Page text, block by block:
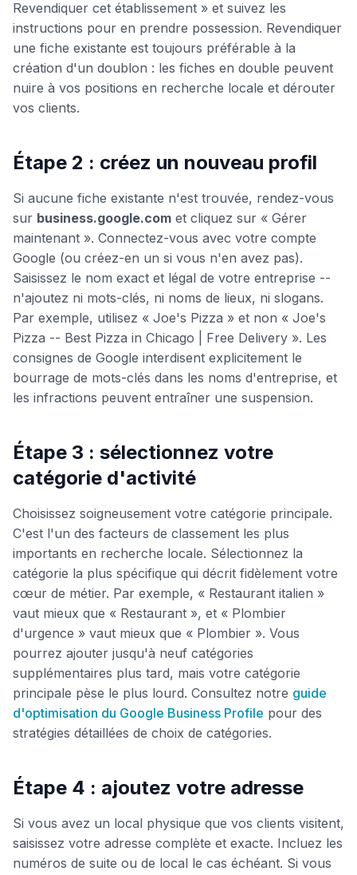
Revendiquer cet établissement » et suivez les
instructions pour en prendre possession. Revendiquer
une fiche existante est toujours préférable à la
création d'un doublon : les fiches en double peuvent
nuire à vos positions en recherche locale et dérouter
vos clients.
Étape 2 : créez un nouveau profil
Si aucune fiche existante n'est trouvée, rendez-vous
sur business.google.com et cliquez sur « Gérer
maintenant ». Connectez-vous avec votre compte
Google (ou créez-en un si vous n'en avez pas).
Saisissez le nom exact et légal de votre entreprise --
n'ajoutez ni mots-clés, ni noms de lieux, ni slogans.
Par exemple, utilisez « Joe's Pizza » et non « Joe's
Pizza -- Best Pizza in Chicago | Free Delivery ». Les
consignes de Google interdisent explicitement le
bourrage de mots-clés dans les noms d'entreprise, et
les infractions peuvent entraîner une suspension.
Étape 3 : sélectionnez votre
catégorie d'activité
Choisissez soigneusement votre catégorie principale.
C'est l'un des facteurs de classement les plus
importants en recherche locale. Sélectionnez la
catégorie la plus spécifique qui décrit fidèlement votre
cœur de métier. Par exemple, « Restaurant italien »
vaut mieux que « Restaurant », et « Plombier
d'urgence » vaut mieux que « Plombier ». Vous
pourrez ajouter jusqu'à neuf catégories
supplémentaires plus tard, mais votre catégorie
principale pèse le plus lourd. Consultez notre guide
d'optimisation du Google Business Profile pour des
stratégies détaillées de choix de catégories.
Étape 4 : ajoutez votre adresse
Si vous avez un local physique que vos clients visitent,
saisissez votre adresse complète et exacte. Incluez les
numéros de suite ou de local le cas échéant. Si vous